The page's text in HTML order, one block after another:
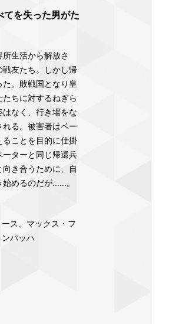
てを失った男がた
生活から解放さ
友たち。しかし帰
。敗戦国となり皇
ちに対するねぎら
なく、行き場をな
る。被害者はペー
ことを目的に仕掛
ターと同じ帰還兵
き合うために、自
めるのだが......。
ス、マックス・フ
パッハ